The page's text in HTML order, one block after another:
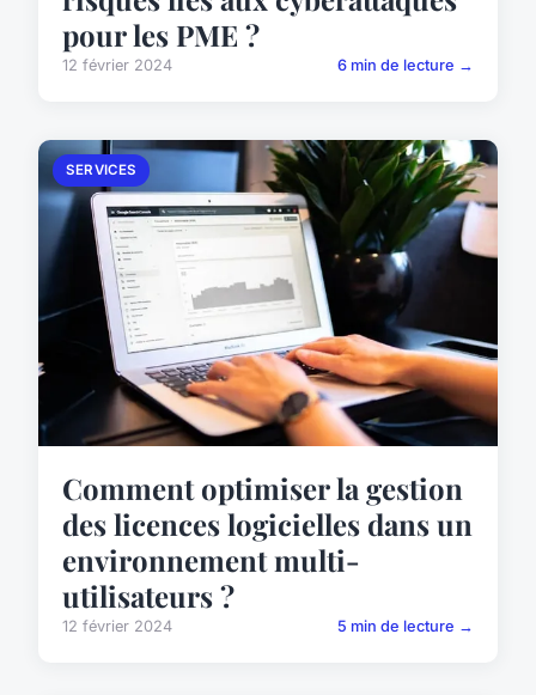
pour les PME ?
12 février 2024 6 min de lecture →
SERVICES
Comment optimiser la gestion
des licences logicielles dans un
environnement multi-
utilisateurs ?
12 février 2024 5 min de lecture →